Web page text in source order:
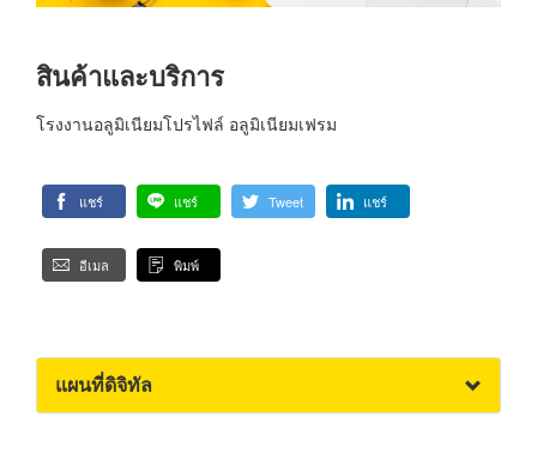
สินค้าและบริการ
โรงงานอลูมิเนียมโปรไฟล์ อลูมิเนียมเฟรม
แชร์ แชร์ Tweet แชร์
อีเมล พิมพ์
แผนที่ดิจิทัล